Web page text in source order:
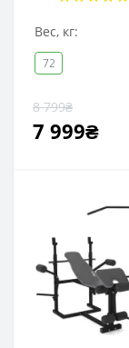
Вес, кг:
72
8 799₴
7 999₴